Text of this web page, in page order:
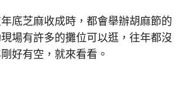
底芝麻收成時，都會舉辦胡麻節的
場有許多的攤位可以逛，往年都沒
好有空，就來看看。